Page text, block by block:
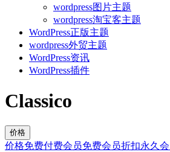
wordpress图片主题
wordpress淘宝客主题
WordPress正版主题
wordpress外贸主题
WordPress资讯
WordPress插件
Classico
价格
价格免费付费会员免费会员折扣永久